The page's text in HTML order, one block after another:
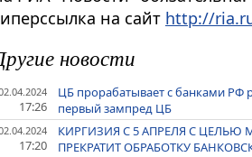
на сайт http://
новости
17:26
ЦБ прорабатывает с банками РФ
первый зампред ЦБ
17:20
КИРГИЗИЯ С 5 АПРЕЛЯ С
ПРЕКРАТИТ ОБРАБОТКУ